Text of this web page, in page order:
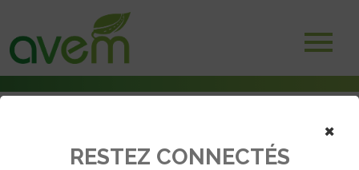
×
RESTEZ CONNECTÉS